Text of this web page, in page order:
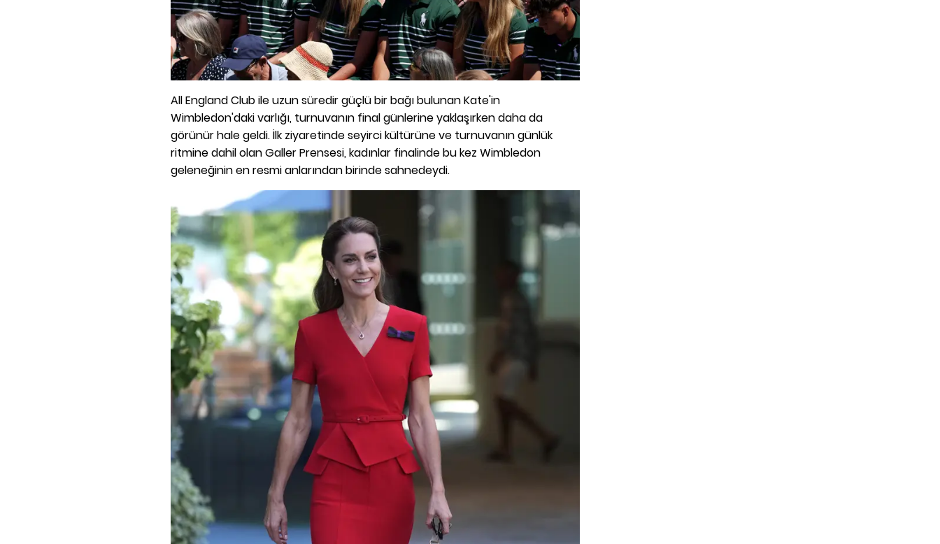
All England Club ile uzun süredir güçlü bir bağı bulunan Kate'in
Wimbledon'daki varlığı, turnuvanın final günlerine yaklaşırken daha da
görünür hale geldi. İlk ziyaretinde seyirci kültürüne ve turnuvanın günlük
ritmine dahil olan Galler Prensesi, kadınlar finalinde bu kez Wimbledon
geleneğinin en resmi anlarından birinde sahnedeydi.